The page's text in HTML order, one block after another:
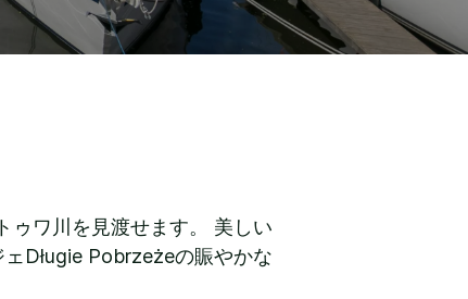
ゥワ川を見渡せます。 美しい
Długie Pobrzeżeの賑やかな